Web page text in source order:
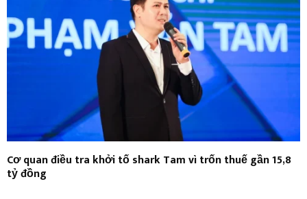
Cơ quan điều tra khởi tố shark Tam vì trốn thuế gần 15,8
tỷ đồng